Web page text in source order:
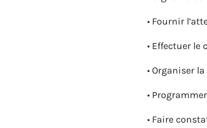
• Fournir
• Effectuer le
• Organiser
•
• Faire